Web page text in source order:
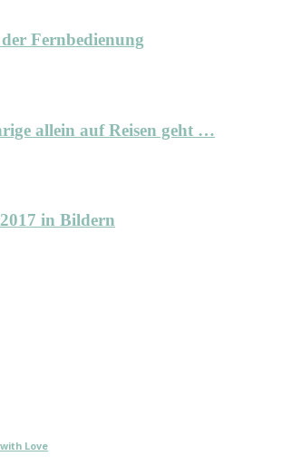
Fernbedienung
allein auf Reisen geht …
in Bildern
Love